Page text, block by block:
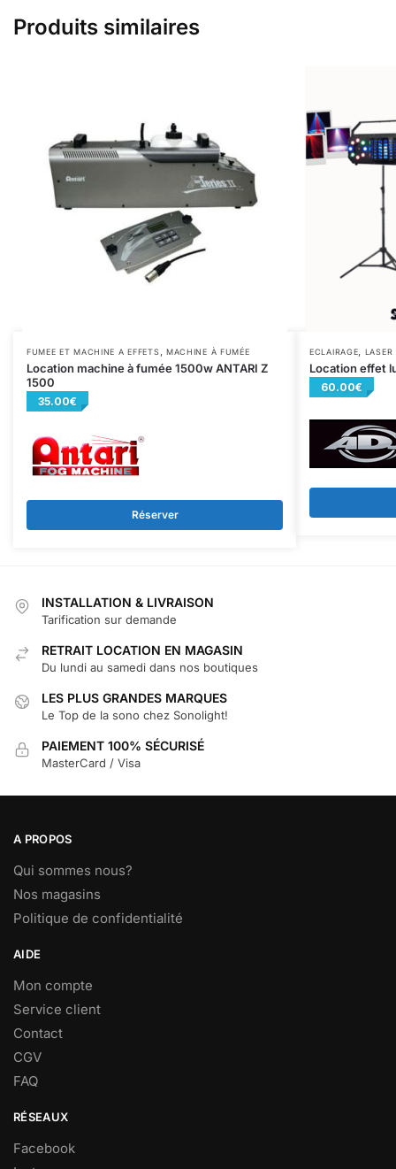
Produits similaires
FUMEE ET MACHINE A EFFETS, MACHINE À FUMÉE
Location machine à fumée 1500w ANTARI Z
1500
35.00€
Réserver
ECLAIRAGE, LASER
Location effet
60.00€
INSTALLATION & LIVRAISON
Tarification sur demande
RETRAIT LOCATION EN MAGASIN
Du lundi au samedi dans nos boutiques
LES PLUS GRANDES MARQUES
Le Top de la sono chez Sonolight!
PAIEMENT 100% SÉCURISÉ
MasterCard / Visa
A PROPOS
Qui sommes nous?
Nos magasins
Politique de confidentialité
AIDE
Mon compte
Service client
Contact
CGV
FAQ
RÉSEAUX
Facebook